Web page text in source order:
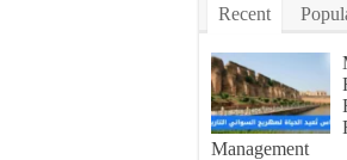
Recent
Management